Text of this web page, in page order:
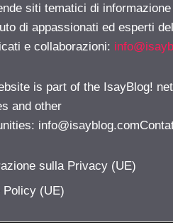
siti tematici di
di appassionati ed esperti
e collaborazioni:
is part of the IsayBlog!
and other
sulla Privacy (UE)
Policy (UE)